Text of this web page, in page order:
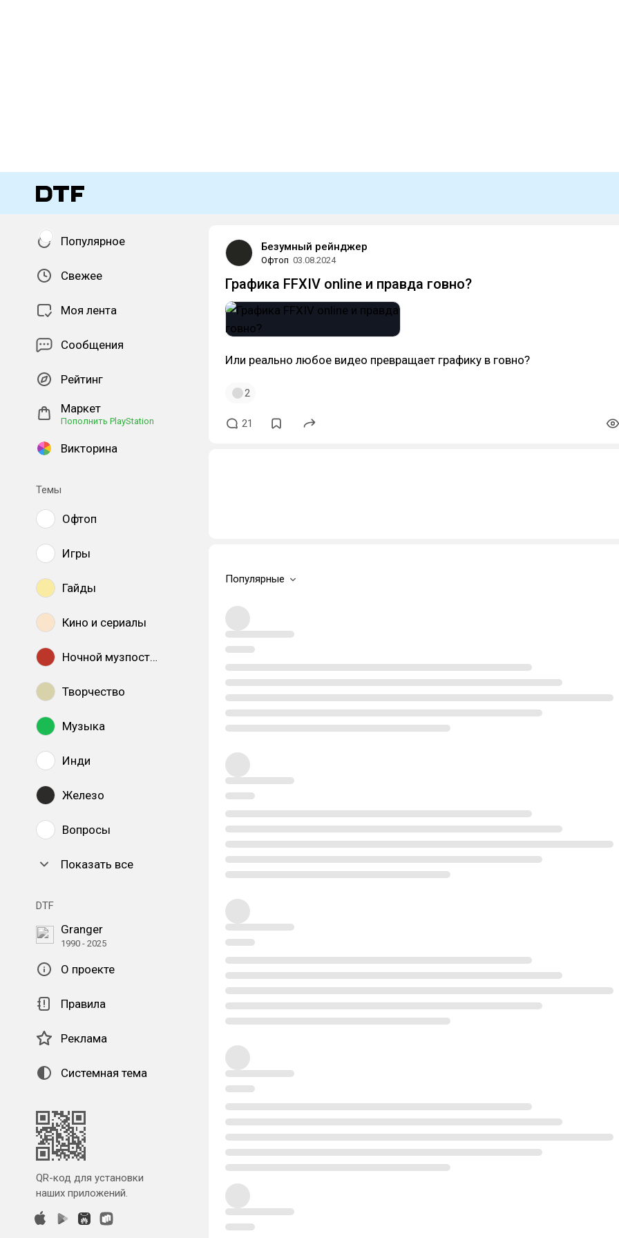
Популярное
Свежее
Моя лента
Сообщения
Рейтинг
Маркет
Пополнить PlayStation
Викторина
Темы
Офтоп
Игры
Гайды
Кино и сериалы
Ночной музпостинг
Творчество
Музыка
Инди
Железо
Вопросы
Показать все
DTF
Granger
1990 - 2025
О проекте
Правила
Реклама
Системная тема
QR-код для установки
наших приложений.
Безумный рейнджер
Офтоп 03.08.2024
Графика FFXIV online и правда говно?
Или реально любое видео превращает графику в говно?
2
21
Популярные